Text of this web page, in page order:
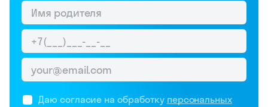
Даю согласие на обработку персональных